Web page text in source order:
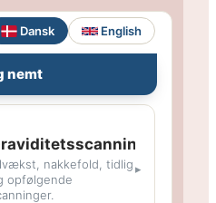
Dansk English
nemt
nakkefold, tidlig
opfølgende
▸